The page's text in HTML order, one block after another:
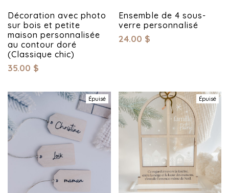
Décoration avec photo
sur bois et petite
maison personnalisée
au contour doré
(Classique chic)
35.00 $
Ensemble de 4 sous-
verre personnalisé
24.00 $
Épuisé Épuisé